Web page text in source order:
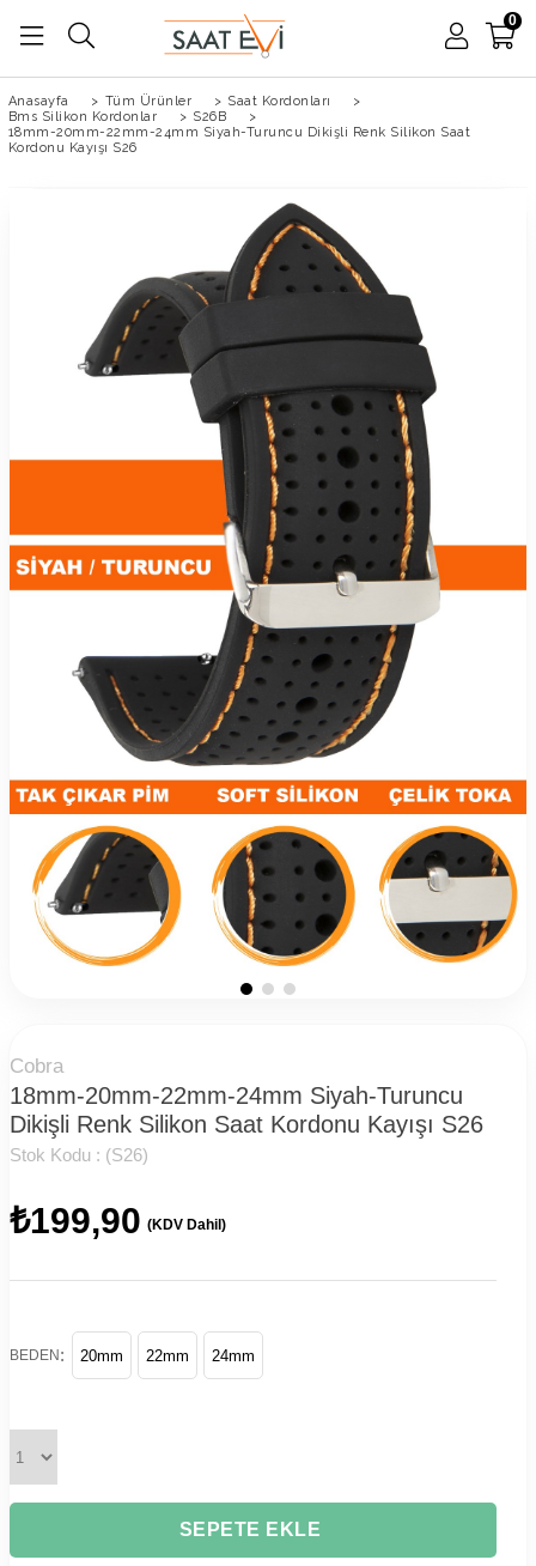
0
Anasayfa > Tüm Ürünler > Saat Kordonları
>
Bms Silikon Kordonlar
> S26B
>
18mm-20mm-22mm-24mm Siyah-Turuncu Dikişli Renk Silikon Saat
Kordonu Kayışı S26
Cobra
18mm-20mm-22mm-24mm Siyah-Turuncu
Dikişli Renk Silikon Saat Kordonu Kayışı S26
Stok Kodu : (S26)
₺199,90 (KDV Dahil)
BEDEN : 20mm 22mm 24mm